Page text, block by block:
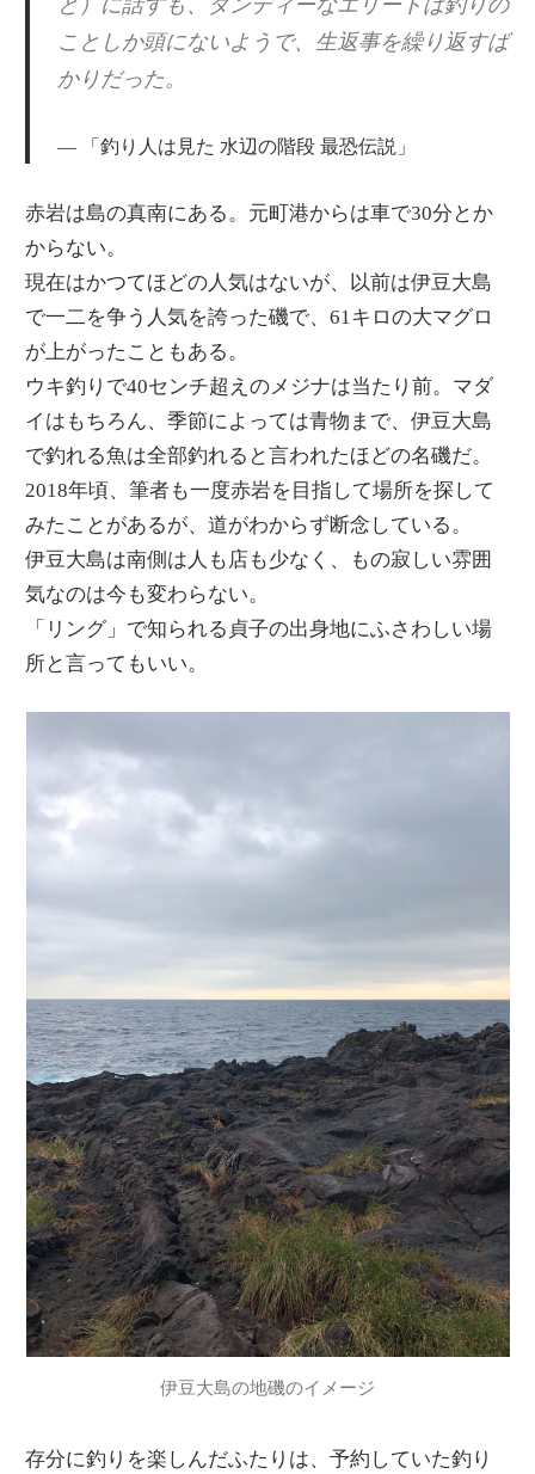
と）に話すも、ダンディーなエリートは釣りの
ことしか頭にないようで、生返事を繰り返すば
かりだった。
「釣り人は見た 水辺の階段 最恐伝説」
赤岩は島の真南にある。元町港からは車で30分とか
からない。
現在はかつてほどの人気はないが、以前は伊豆大島
で一二を争う人気を誇った磯で、61キロの大マグロ
が上がったこともある。
ウキ釣りで40センチ超えのメジナは当たり前。マダ
イはもちろん、季節によっては青物まで、伊豆大島
で釣れる魚は全部釣れると言われたほどの名磯だ。
2018年頃、筆者も一度赤岩を目指して場所を探して
みたことがあるが、道がわからず断念している。
伊豆大島は南側は人も店も少なく、もの寂しい雰囲
気なのは今も変わらない。
「リング」で知られる貞子の出身地にふさわしい場
所と言ってもいい。
伊豆大島の地磯のイメージ
存分に釣りを楽しんだふたりは、予約していた釣り